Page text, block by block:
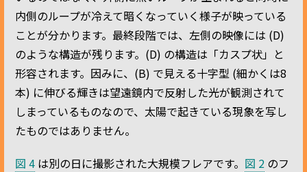
内側のループが冷えて暗くなっていく様子が映っている
ことが分かります。最終段階では、左側の映像には (D)
のような構造が残ります。(D) の構造は「カスプ状」と
形容されます。因みに、(B) で見える十字型 (細かくは8
本) に伸びる輝きは望遠鏡内で反射した光が観測されて
しまっているものなので、太陽で起きている現象を写し
たものではありません。
図 4 は別の日に撮影された大規模フレアです。 図 2 のフ